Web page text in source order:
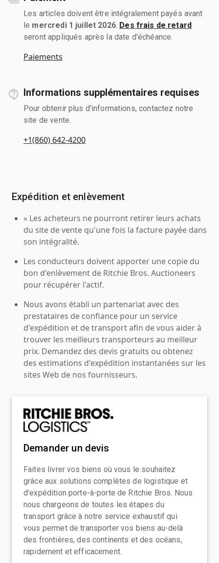
Les articles doivent être intégralement payés avant
le mercredi 1 juillet 2026. Des frais de retard
seront appliqués après la date d'échéance.
Paiements
Informations supplémentaires requises
Pour obtenir plus d'informations, contactez notre
site de vente.
+1(860) 642-4200
Expédition et enlèvement
« Les acheteurs ne pourront retirer leurs achats
du site de vente qu'une fois la facture payée dans
son intégralité.
Les conducteurs doivent apporter une copie du
bon d'enlèvement de Ritchie Bros. Auctioneers
pour récupérer l'actif.
Nous avons établi un partenariat avec des
prestataires de confiance pour un service
d'expédition et de transport afin de vous aider à
trouver les meilleurs transporteurs au meilleur
prix. Demandez des devis gratuits ou obtenez
des estimations d'expédition instantanées sur les
sites Web de nos fournisseurs.
Demander un devis
Faites livrer vos biens où vous le souhaitez
grâce aux solutions complètes de logistique et
d'expédition porte-à-porte de Ritchie Bros. Nous
nous chargeons de toutes les étapes du
transport grâce à notre service exhaustif qui
vous permet de transporter vos biens au-delà
des frontières, des continents et des océans,
rapidement et efficacement.